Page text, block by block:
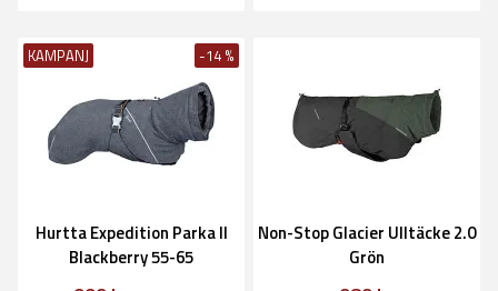
KAMPANJ -14 %
Hurtta Expedition Parka II
Blackberry 55-65
Non-Stop Glacier Ulltäcke 2.0
Grön